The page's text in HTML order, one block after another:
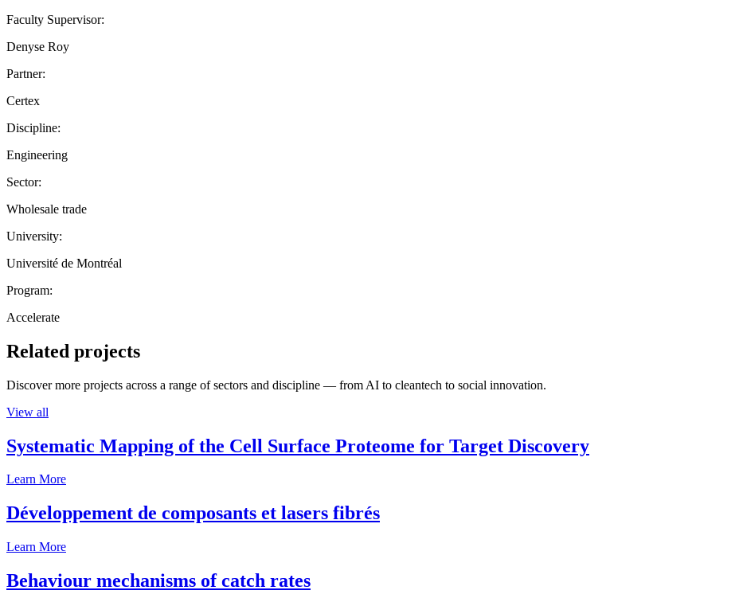
Faculty Supervisor:
Denyse Roy
Partner:
Certex
Discipline:
Engineering
Sector:
Wholesale trade
University:
Université de Montréal
Program:
Accelerate
Related projects
Discover more projects across a range of sectors and discipline — from AI to cleantech to social innovation.
View all
Systematic Mapping of the Cell Surface Proteome for Target Discovery
Learn More
Développement de composants et lasers fibrés
Learn More
Behaviour mechanisms of catch rates